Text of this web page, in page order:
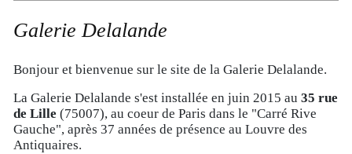
Galerie Delalande
Bonjour et bienvenue sur le site de la Galerie Delalande.
La Galerie Delalande s'est installée en juin 2015 au35 rue
de Lille (75007), au coeur de Paris dans le "Carré Rive
Gauche", après 37 années de présence au Louvre des
Antiquaires.